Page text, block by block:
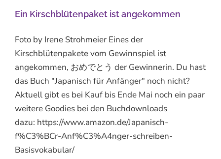
Ein Kirschblütenpaket ist angekommen
Foto by Irene Strohmeier Eines der
Kirschblütenpakete vom Gewinnspiel ist
angekommen, おめでとう der Gewinnerin. Du hast
das Buch "Japanisch für Anfänger" noch nicht?
Aktuell gibt es bei Kauf bis Ende Mai noch ein paar
weitere Goodies bei den Buchdownloads
dazu: https://www.amazon.de/Japanisch-
f%C3%BCr-Anf%C3%A4nger-schreiben-
Basisvokabular/